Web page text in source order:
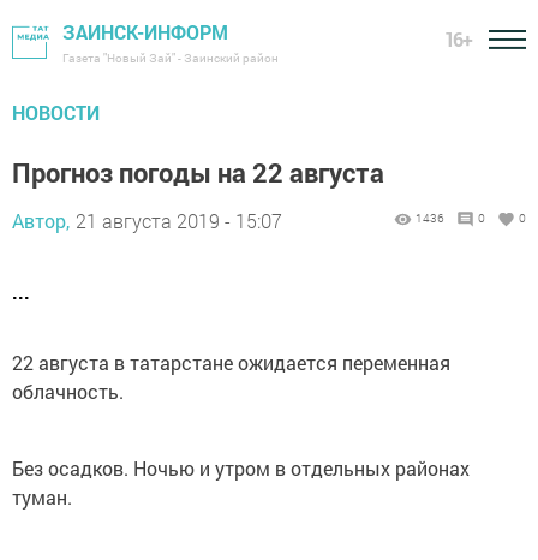
ЗАИНСК-ИНФОРМ
Газета "Новый Зай" - Заинский район
16+
НОВОСТИ
Прогноз погоды на 22 августа
Автор, 21 августа 2019 - 15:07 1436 0 0
...
22 августа в татарстане ожидается переменная
облачность.
Без осадков. Ночью и утром в отдельных районах
туман.